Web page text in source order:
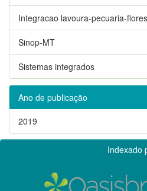
Integracao lavoura-pecuaria-
Sinop-MT
Sistemas integrados
Ano de publicação
2019
Indexado